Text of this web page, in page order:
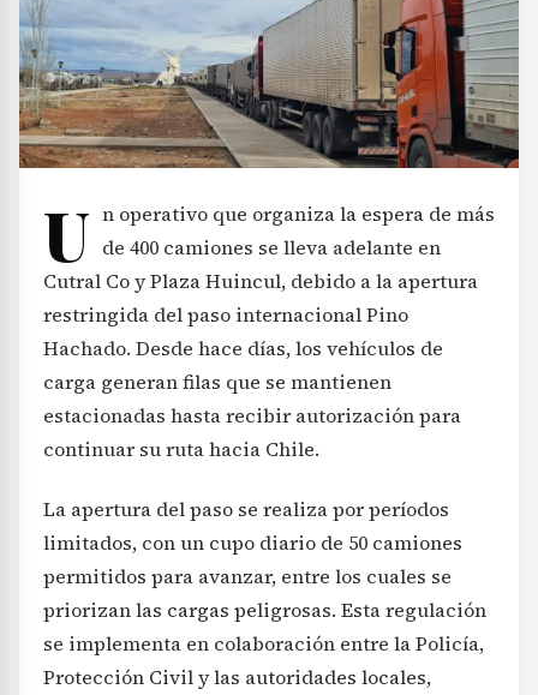
U n operativo que organiza la espera de más
de 400 camiones se lleva adelante en
Cutral Co y Plaza Huincul, debido a la apertura
restringida del paso internacional Pino
Hachado. Desde hace días, los vehículos de
carga generan filas que se mantienen
estacionadas hasta recibir autorización para
continuar su ruta hacia Chile.
La apertura del paso se realiza por períodos
limitados, con un cupo diario de 50 camiones
permitidos para avanzar, entre los cuales se
priorizan las cargas peligrosas. Esta regulación
se implementa en colaboración entre la Policía,
Protección Civil y las autoridades locales,